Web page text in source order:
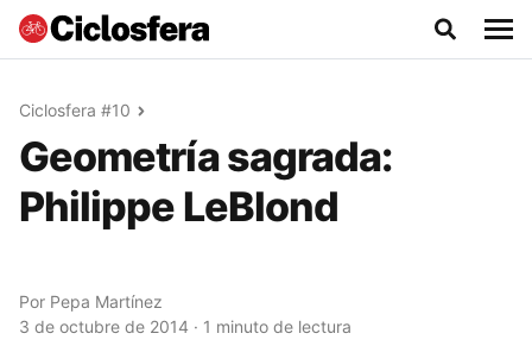
Ciclosfera #10
Geometría sagrada:
Philippe LeBlond
Por Pepa Martínez
3 de octubre de 2014 · 1 minuto de lectura